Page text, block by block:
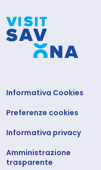
Informativa Cookies
Preferenze cookies
Informativa privacy
Amministrazione
trasparente